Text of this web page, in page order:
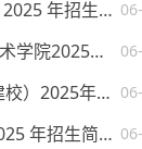
湖南公办中专--华容县职业中专 2025 年招生简章
湖南中职--湖南吉利汽车职业技术学院2025年普通高校招生章程
湖南科技工程技师学院（长沙建校）2025年招生简章
湖南公办中职--长沙财经学校 2025 年招生简章